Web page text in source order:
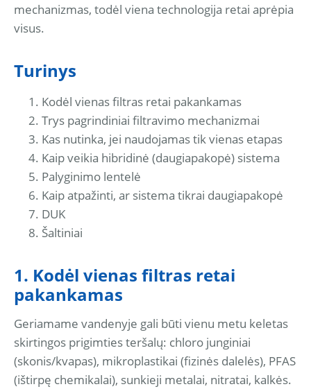
mechanizmas, todėl viena technologija retai aprėpia
visus.
Turinys
Kodėl vienas filtras retai pakankamas
Trys pagrindiniai filtravimo mechanizmai
Kas nutinka, jei naudojamas tik vienas etapas
Kaip veikia hibridinė (daugiapakopė) sistema
Palyginimo lentelė
Kaip atpažinti, ar sistema tikrai daugiapakopė
DUK
Šaltiniai
1. Kodėl vienas filtras retai
pakankamas
Geriamame vandenyje gali būti vienu metu keletas
skirtingos prigimties teršalų: chloro junginiai
(skonis/kvapas), mikroplastikai (fizinės dalelės), PFAS
(ištirpę chemikalai), sunkieji metalai, nitratai, kalkės.